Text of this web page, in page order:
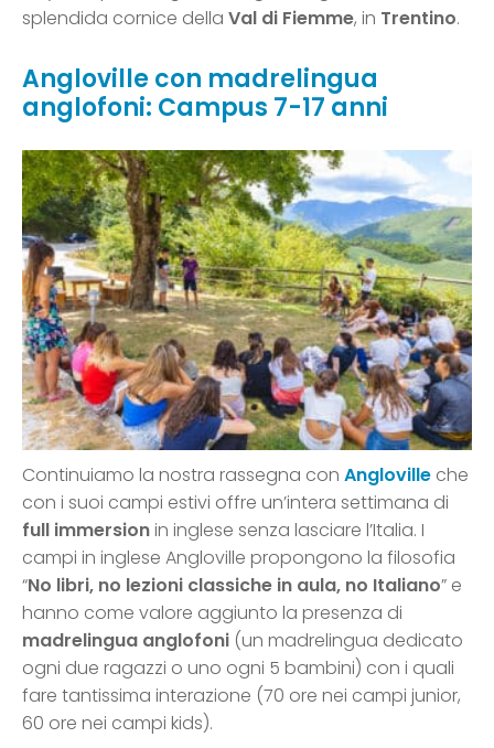
splendida cornice della Val di Fiemme, in Trentino.
Angloville con madrelingua
anglofoni: Campus 7-17 anni
Continuiamo la nostra rassegna con Angloville che
con i suoi campi estivi offre un’intera settimana di
full immersionin inglese senza lasciare l’Italia. I
campi in inglese Angloville propongono la filosofia
“No libri, no lezioni classiche in aula, no Italiano” e
hanno come valore aggiunto la presenza di
madrelingua anglofoni (un madrelingua dedicato
ogni due ragazzi o uno ogni 5 bambini) con i quali
fare tantissima interazione (70 ore nei campi junior,
60 ore nei campi kids).